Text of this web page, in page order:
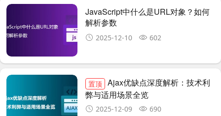
JavaScript中什么是URL对象？如何
解析参数
2025-12-10 602
置顶
Ajax优缺点深度解析：技术利
弊与适用场景全览
2025-12-09 690